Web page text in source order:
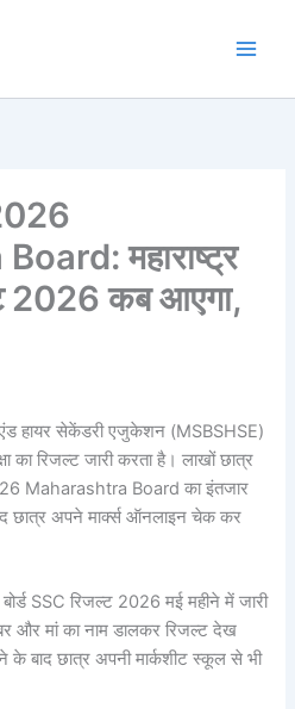
महाराष्ट्र
2026 कब आएगा,
एंड हायर सेकेंडरी एजुकेशन (MSBSHSE)
का रिजल्ट जारी करता है। लाखों छात्र
Maharashtra Board का इंतजार
छात्र अपने मार्क्स ऑनलाइन चेक कर
बोर्ड SSC रिजल्ट 2026 मई महीने में जारी
और मां का नाम डालकर रिजल्ट देख
बाद छात्र अपनी मार्कशीट स्कूल से भी